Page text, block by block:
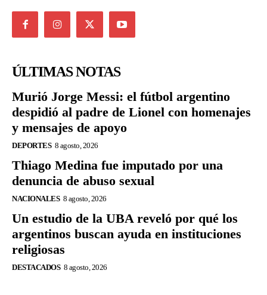
ÚLTIMAS NOTAS
Murió Jorge Messi: el fútbol argentino
despidió al padre de Lionel con homenajes
y mensajes de apoyo
DEPORTES 8 agosto, 2026
Thiago Medina fue imputado por una
denuncia de abuso sexual
NACIONALES 8 agosto, 2026
Un estudio de la UBA reveló por qué los
argentinos buscan ayuda en instituciones
religiosas
DESTACADOS 8 agosto, 2026